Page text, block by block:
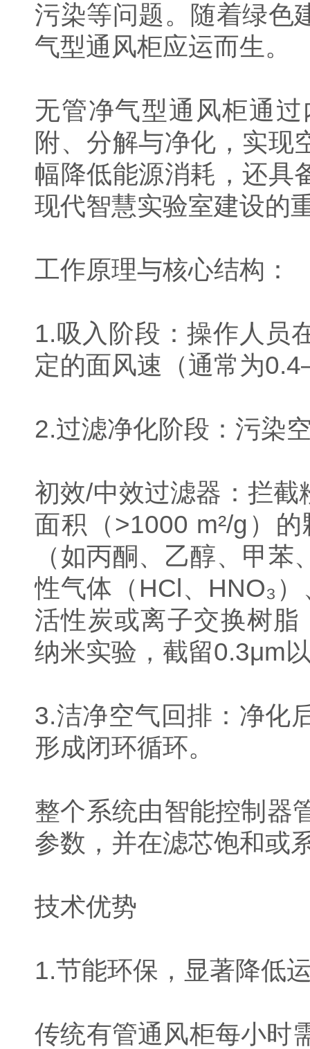
污染等问题。随着绿色
气型通风柜应运而生。
无管净气型通风柜通
附、分解与净化，实现
幅降低能源消耗，还具
现代智慧实验室建设的
工作原理与核心结构：
1.吸入阶段：操作人员
定的面风速（通常为
2.过滤净化阶段：污染
初效/中效过滤器：拦
面积（>1000 m²/g）
（如丙酮、乙醇、甲
性气体（HCl、HNO₃
活性炭或离子交换树脂
纳米实验，截留0.3μm
3.洁净空气回排：净化
形成闭环循环。
整个系统由智能控制器
参数，并在滤芯饱和或
技术优势
1.节能环保，显著降低
传统有管通风柜每小时